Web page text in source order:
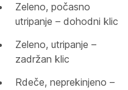
Zeleno, počasno
utripanje – dohodni klic
Zeleno, utripanje –
zadržan klic
Rdeče, neprekinjeno –